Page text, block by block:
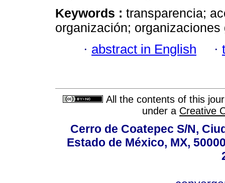
Keywords : transparencia;
organización;
· abstract in English ·
All the contents of this
under a Creative
Cerro de Coatepec S/N,
Estado de México, MX,